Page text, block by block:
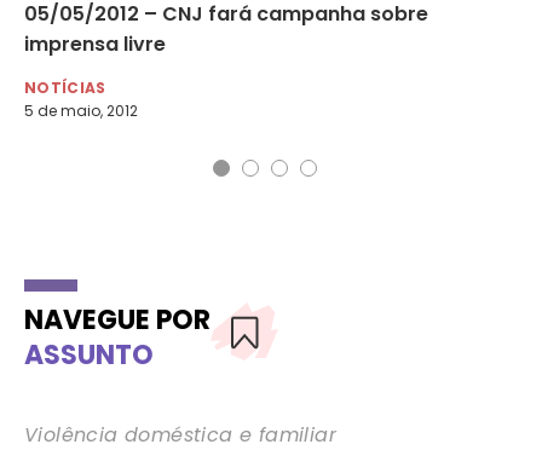
05/05/2012 – CNJ fará campanha sobre
imprensa livre
NOTÍCIAS
5 de maio, 2012
NAVEGUE POR
ASSUNTO
Violência doméstica e familiar